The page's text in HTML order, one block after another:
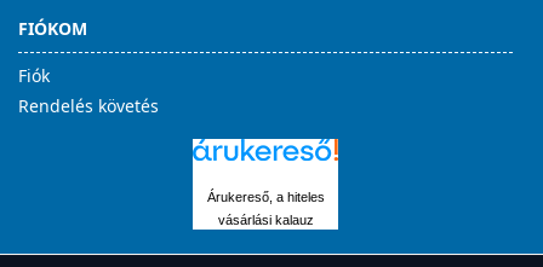
FIÓKOM
Fiók
Rendelés követés
Árukereső, a hiteles
vásárlási kalauz